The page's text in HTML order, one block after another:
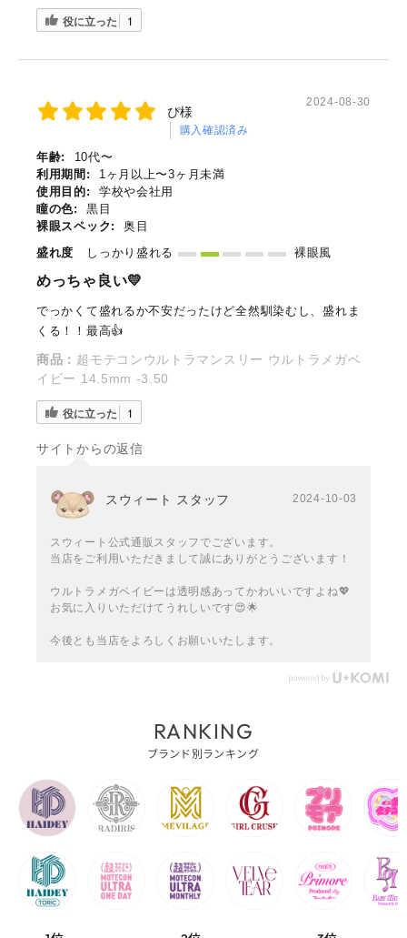
役に立った 1
ぴ様
購入確認済み
2024-08-30
年齢:
10代〜
利用期間:
1ヶ月以上〜3ヶ月未満
使用目的:
学校や会社用
瞳の色:
黒目
裸眼スペック:
奥目
盛れ度
しっかり盛れる 裸眼風
めっちゃ良い💛
でっかくて盛れるか不安だったけど全然馴染むし、盛れま
くる！！最高👍
商品： 超モテコンウルトラマンスリー ウルトラメガベ
イビー 14.5mm -3.50
役に立った 1
サイトからの返信
スウィート スタッフ 2024-10-03
スウィート公式通販スタッフでございます。
当店をご利用いただきまして誠にありがとうございます！
ウルトラメガベイビーは透明感あってかわいいですよね💖
お気に入りいただけてうれしいです😍🌟
今後とも当店をよろしくお願いいたします。
RANKING
ブランド別ランキング